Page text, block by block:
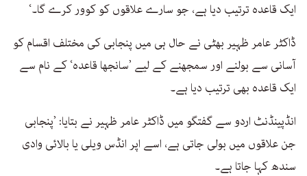
ایک قاعدہ ترتیب دیا ہے، جو سارے علاقوں کو کوور کرے گا۔‘
ڈاکٹر عامر ظہیر بھٹی نے حال ہی میں پنجابی کی مختلف اقسام کو
آسانی سے بولنے اور سمجھنے کے لیے ’سانجھا قاعدہ‘ کے نام سے
ایک قاعدہ بھی ترتیب دیا ہے۔
انڈپینڈنٹ اردو سے گفتگو میں ڈاکٹر عامر ظہیر نے بتایا: ’پنجابی
جن علاقوں میں بولی جاتی ہے، اسے اپر انڈس ویلی یا بالائی وادی
سندھ کہا جاتا ہے۔